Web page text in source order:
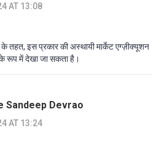
AT 13:08
के तहत, इस प्रकार की अस्थायी मार्केट एग्ज़ीक्यूशन
के रूप में देखा जा सकता है।
Sandeep Devrao
AT 13:24